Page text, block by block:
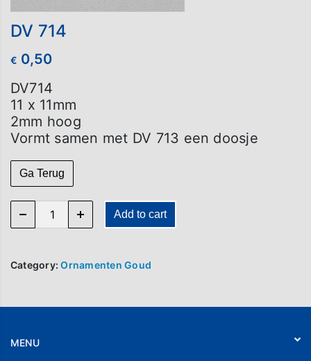
DV 714
€ 0,50
DV714
11 x 11mm
2mm hoog
Vormt samen met DV 713 een doosje
Ga Terug
DV 714 quantity Add to cart
Category:Ornamenten Goud
MENU